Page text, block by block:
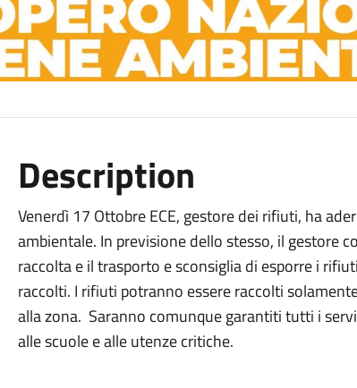
Description
Venerdì 17 Ottobre ECE, gestore dei rifiuti, ha
ambientale. In previsione dello stesso, il gestore
raccolta e il trasporto e sconsiglia di esporre i
raccolti. I rifiuti potranno essere raccolti
alla zona. Saranno comunque garantiti tutti i
alle scuole e alle utenze critiche.